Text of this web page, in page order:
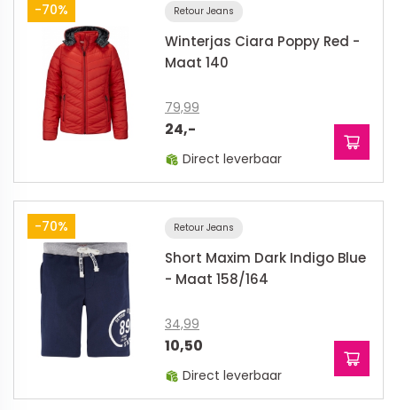
-70% Retour Jeans
Winterjas Ciara Poppy Red -
Maat 140
79,99
24,-
Direct leverbaar
-70% Retour Jeans
Short Maxim Dark Indigo Blue
- Maat 158/164
34,99
10,50
Direct leverbaar